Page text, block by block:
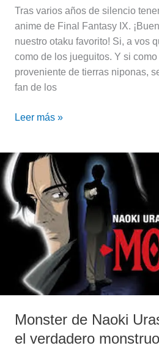
Tras varios años de silencio
anime de Final Fantasy IX.
nuestro otaku favorito! Si, a vos
como de los jueguitos. Y si
proveniente de tierras niponas,
fan de los
Leer más »
Monster de Naoki
el verdadero
Monster
de
Naoki
Urasawa:
¿Quién
verdadero
monstruo?